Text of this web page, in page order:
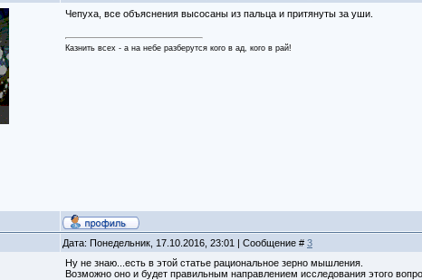
Чепуха, все объяснения высосаны из пальца и притянуты за уши.
Казнить всех - а на небе разберутся кого в ад, кого в рай!
Дата: Понедельник, 17.10.2016, 23:01 | Сообщение # 3
Ну не знаю...есть в этой статье рациональное зерно мышления.
Возможно оно и будет правильным направлением исследования этого